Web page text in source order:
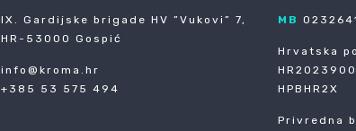
IX. Gardijske brigade HV ”Vukovi” 7,
HR-53000 Gospić
info@kroma.hr
+385 53 575 494
MB
Hrvatska
HPBHR2X
Privredna